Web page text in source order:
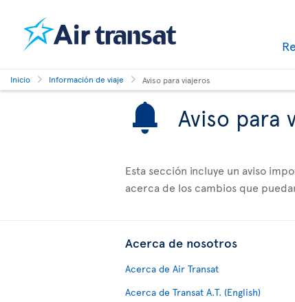
Inicio Información de viaje Aviso para viajeros
Aviso para
Esta sección incluye un aviso
acerca de los cambios que
Acerca de nosotros
Acerca de Air Transat
Acerca de Transat A.T. (English)